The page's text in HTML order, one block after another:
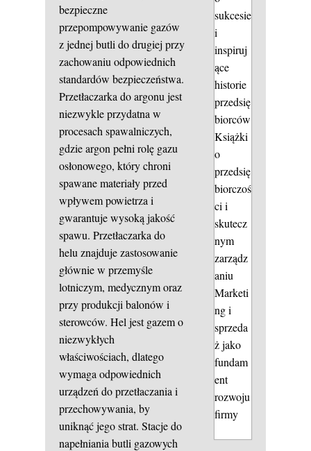
bezpieczne
przepompowywanie gazów
z jednej butli do drugiej przy
zachowaniu odpowiednich
standardów bezpieczeństwa.
Przetłaczarka do argonu jest
niezwykle przydatna w
procesach spawalniczych,
gdzie argon pełni rolę gazu
osłonowego, który chroni
spawane materiały przed
wpływem powietrza i
gwarantuje wysoką jakość
spawu. Przetłaczarka do
helu znajduje zastosowanie
głównie w przemyśle
lotniczym, medycznym oraz
przy produkcji balonów i
sterowców. Hel jest gazem o
niezwykłych
właściwościach, dlatego
wymaga odpowiednich
urządzeń do przetłaczania i
przechowywania, by
uniknąć jego strat. Stacje do
napełniania butli gazowych
sukcesie
i
inspiruj
ące
historie
przedsię
biorców
Książki
o
przedsię
biorczoś
ci i
skutecz
nym
zarządz
aniu
Marketi
ng i
sprzeda
ż jako
fundam
ent
rozwoju
firmy